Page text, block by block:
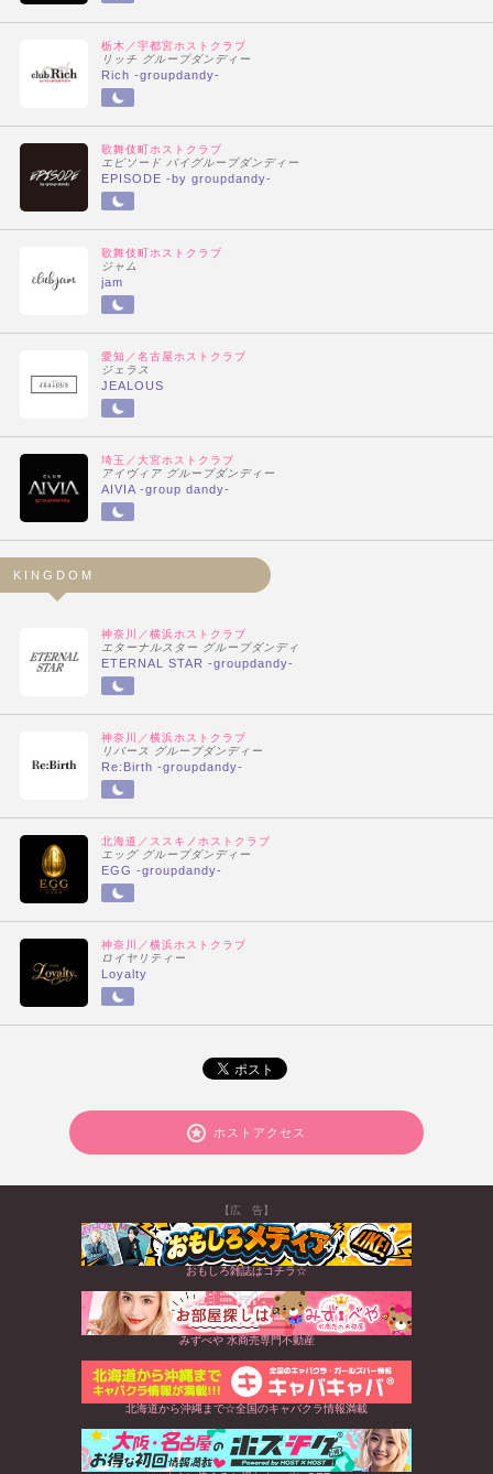
栃木／宇都宮ホストクラブ
リッチ グループダンディー
Rich -groupdandy-
歌舞伎町ホストクラブ
エピソード バイグループダンディー
EPISODE -by groupdandy-
歌舞伎町ホストクラブ
ジャム
jam
愛知／名古屋ホストクラブ
ジェラス
JEALOUS
埼玉／大宮ホストクラブ
アイヴィア グループダンディー
AIVIA -group dandy-
KINGDOM
神奈川／横浜ホストクラブ
エターナルスター グループダンディ
ETERNAL STAR -groupdandy-
神奈川／横浜ホストクラブ
リバース グループダンディー
Re:Birth -groupdandy-
北海道／ススキノホストクラブ
エッグ グループダンディー
EGG -groupdandy-
神奈川／横浜ホストクラブ
ロイヤリティー
Loyalty
ホストアクセス
【広 告】
おもしろ雑誌はコチラ☆
みずべや 水商売専門不動産
北海道から沖縄まで☆全国のキャバクラ情報満載